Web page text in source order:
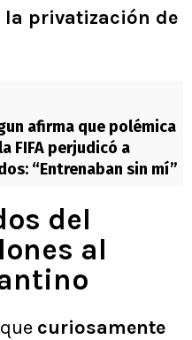
la privatización de
afirma que polémica
FIFA perjudicó a
“Entrenaban sin mí”
del
al
curiosamente